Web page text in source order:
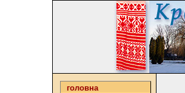
головна